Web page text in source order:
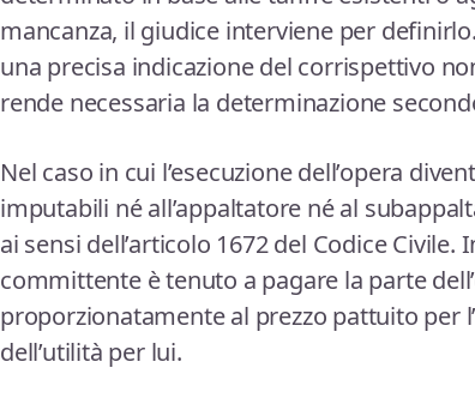
mancanza, il giudice interviene per
una precisa indicazione del corrispettivo
rende necessaria la determinazione
Nel caso in cui l’esecuzione dell’opera
imputabili né all’appaltatore né al
ai sensi dell’articolo 1672 del Codice Civile.
committente è tenuto a pagare la parte
proporzionatamente al prezzo pattuito per
dell’utilità per lui.